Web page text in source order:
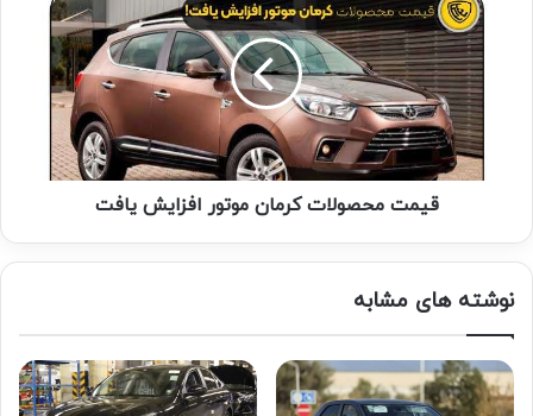
قیمت محصولات کرمان موتور افزایش یافت
نوشته های مشابه